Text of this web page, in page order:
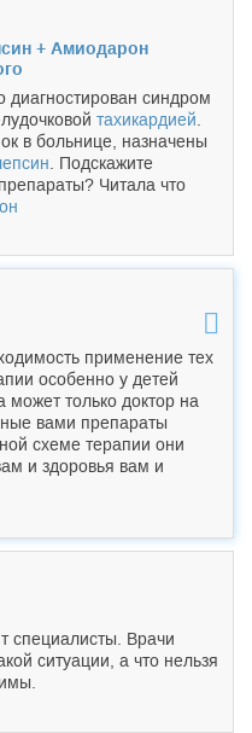
+ Амиодарон
диагностирован синдром
тахикардией
в больнице, назначены
. Подскажите
Читала что
применение тех
особенно у детей
может только доктор на
вами препараты
схеме терапии они
и здоровья вам и
специалисты. Врачи
ситуации, а что нельзя